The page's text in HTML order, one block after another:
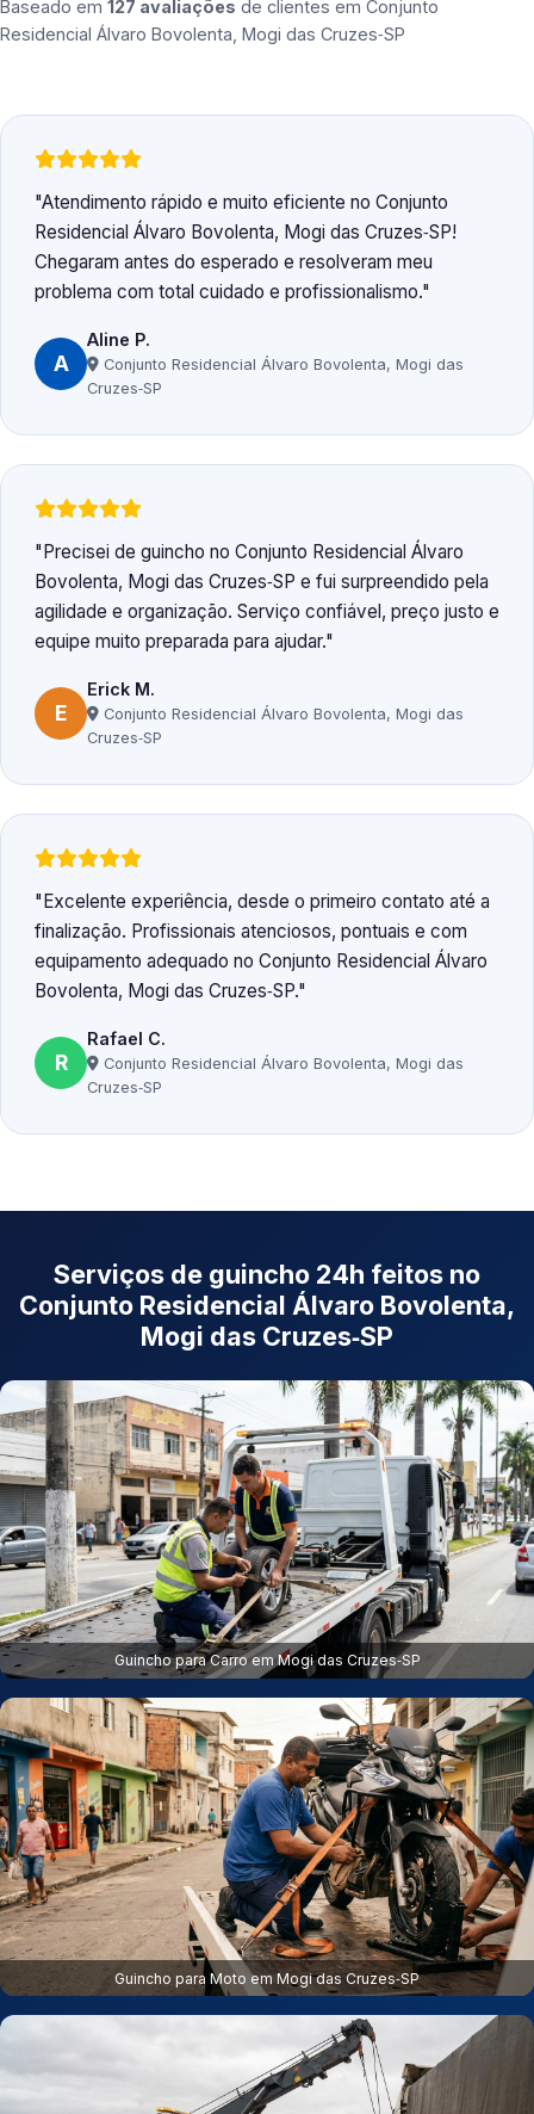
Baseado em 127 avaliações de clientes em Conjunto
Residencial Álvaro Bovolenta, Mogi das Cruzes‑SP
Atendimento rápido e muito eficiente no Conjunto
Residencial Álvaro Bovolenta, Mogi das Cruzes‑SP!
Chegaram antes do esperado e resolveram meu
problema com total cuidado e profissionalismo.
A
Aline P.
Conjunto Residencial Álvaro Bovolenta, Mogi das
Cruzes‑SP
Precisei de guincho no Conjunto Residencial Álvaro
Bovolenta, Mogi das Cruzes‑SP e fui surpreendido pela
agilidade e organização. Serviço confiável, preço justo e
equipe muito preparada para ajudar.
E
Erick M.
Conjunto Residencial Álvaro Bovolenta, Mogi das
Cruzes‑SP
Excelente experiência, desde o primeiro contato até a
finalização. Profissionais atenciosos, pontuais e com
equipamento adequado no Conjunto Residencial Álvaro
Bovolenta, Mogi das Cruzes‑SP.
R
Rafael C.
Conjunto Residencial Álvaro Bovolenta, Mogi das
Cruzes‑SP
Serviços de guincho 24h feitos no
Conjunto Residencial Álvaro Bovolenta,
Mogi das Cruzes‑SP
Guincho para Carro em Mogi das Cruzes‑SP
Guincho para Moto em Mogi das Cruzes‑SP